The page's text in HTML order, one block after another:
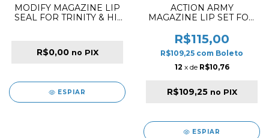
MODIFY MAGAZINE LIP
SEAL FOR TRINITY & HI-
R$0,00 no PIX
ESPIAR
ACTION ARMY
MAGAZINE LIP SET FOR
R$115,00
R$109,25 com Boleto
12 x de R$10,76
R$109,25 no PIX
ESPIAR